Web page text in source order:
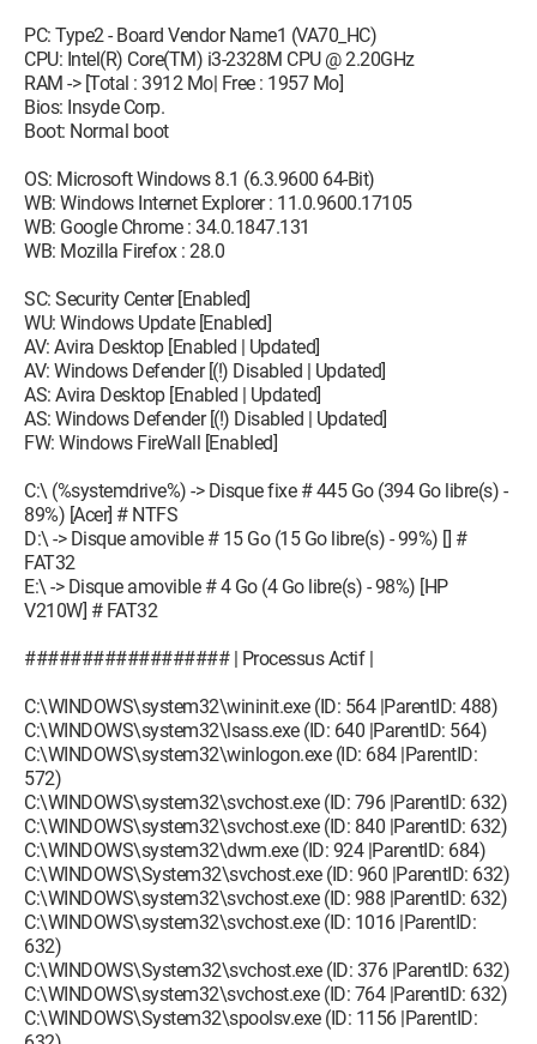
PC: Type2 - Board Vendor Name1 (VA70_HC)
CPU: Intel(R) Core(TM) i3-2328M CPU @ 2.20GHz
RAM -> [Total : 3912 Mo| Free : 1957 Mo]
Bios: Insyde Corp.
Boot: Normal boot
OS: Microsoft Windows 8.1 (6.3.9600 64-Bit)
WB: Windows Internet Explorer : 11.0.9600.17105
WB: Google Chrome : 34.0.1847.131
WB: Mozilla Firefox : 28.0
SC: Security Center [Enabled]
WU: Windows Update [Enabled]
AV: Avira Desktop [Enabled | Updated]
AV: Windows Defender [(!) Disabled | Updated]
AS: Avira Desktop [Enabled | Updated]
AS: Windows Defender [(!) Disabled | Updated]
FW: Windows FireWall [Enabled]
C:\ (%systemdrive%) -> Disque fixe # 445 Go (394 Go libre(s) -
89%) [Acer] # NTFS
D:\ -> Disque amovible # 15 Go (15 Go libre(s) - 99%) [] #
FAT32
E:\ -> Disque amovible # 4 Go (4 Go libre(s) - 98%) [HP
V210W] # FAT32
################## | Processus Actif |
C:\WINDOWS\system32\wininit.exe (ID: 564 |ParentID: 488)
C:\WINDOWS\system32\lsass.exe (ID: 640 |ParentID: 564)
C:\WINDOWS\system32\winlogon.exe (ID: 684 |ParentID:
572)
C:\WINDOWS\system32\svchost.exe (ID: 796 |ParentID: 632)
C:\WINDOWS\system32\svchost.exe (ID: 840 |ParentID: 632)
C:\WINDOWS\system32\dwm.exe (ID: 924 |ParentID: 684)
C:\WINDOWS\System32\svchost.exe (ID: 960 |ParentID: 632)
C:\WINDOWS\system32\svchost.exe (ID: 988 |ParentID: 632)
C:\WINDOWS\system32\svchost.exe (ID: 1016 |ParentID:
632)
C:\WINDOWS\System32\svchost.exe (ID: 376 |ParentID: 632)
C:\WINDOWS\system32\svchost.exe (ID: 764 |ParentID: 632)
C:\WINDOWS\System32\spoolsv.exe (ID: 1156 |ParentID: